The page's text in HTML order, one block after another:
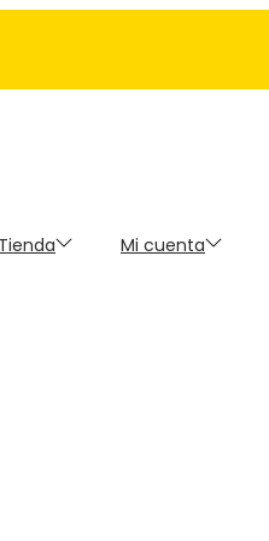
Mi cuenta